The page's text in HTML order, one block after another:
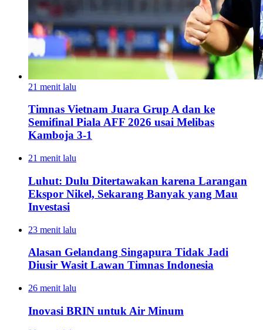
21 menit lalu
Timnas Vietnam Juara Grup A dan ke
Semifinal Piala AFF 2026 usai Melibas
Kamboja 3-1
21 menit lalu
Luhut: Dulu Ditertawakan karena Larangan
Ekspor Nikel, Sekarang Banyak yang Mau
Investasi
23 menit lalu
Alasan Gelandang Singapura Tidak Jadi
Diusir Wasit Lawan Timnas Indonesia
26 menit lalu
Inovasi BRIN untuk Air Minum